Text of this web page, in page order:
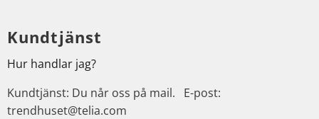
Kundtjänst
Hur handlar jag?
Kundtjänst: Du når oss på mail. E-post:
trendhuset@telia.com